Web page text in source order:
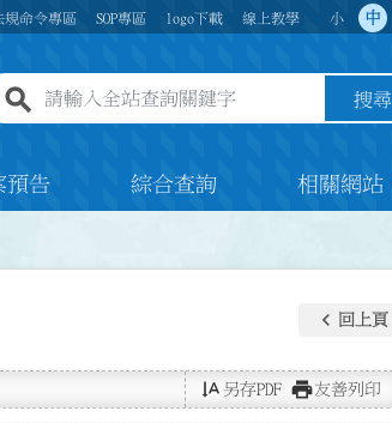
規命令專區 SOP專區 logo下載 線上教學 小 中
全站查詢關鍵字欄位 搜尋
預告 綜合查詢 相關網站
keyboard_arrow_left 回上頁
text_rotate_vertical 另存PDF print友善列印